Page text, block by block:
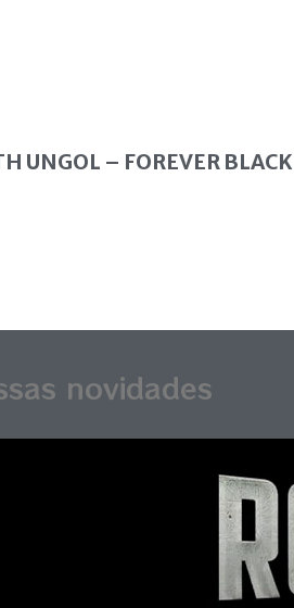
UNGOL – FOREVER BLACK
novidades